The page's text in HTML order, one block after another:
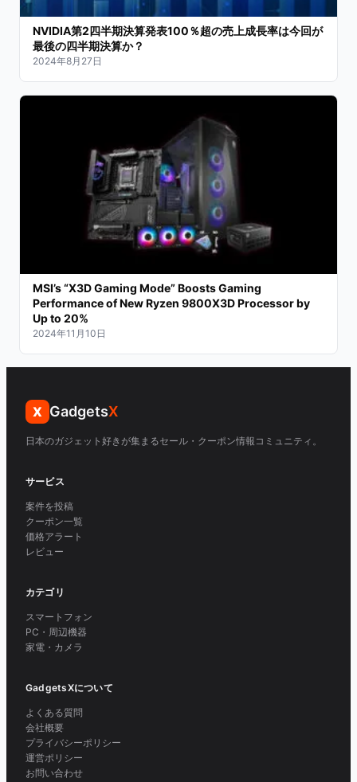
NVIDIA第2四半期決算発表100％超の売上成長率は今回が
最後の四半期決算か？
2024年8月27日
MSI’s “X3D Gaming Mode” Boosts Gaming
Performance of New Ryzen 9800X3D Processor by
Up to 20%
2024年11月10日
X GadgetsX
日本のガジェット好きが集まるセール・クーポン情報コミュニティ。
サービス
案件を投稿
クーポン一覧
価格アラート
レビュー
カテゴリ
スマートフォン
PC・周辺機器
家電・カメラ
GadgetsXについて
よくある質問
会社概要
プライバシーポリシー
運営ポリシー
お問い合わせ